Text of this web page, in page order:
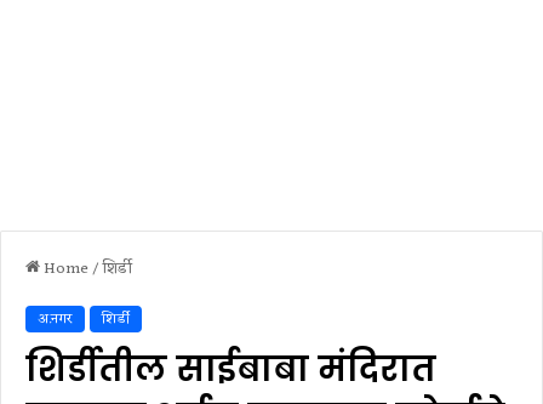
Home/शिर्डी
अ.नगर शिर्डी
शिर्डीतील साईबाबा मंदिरात